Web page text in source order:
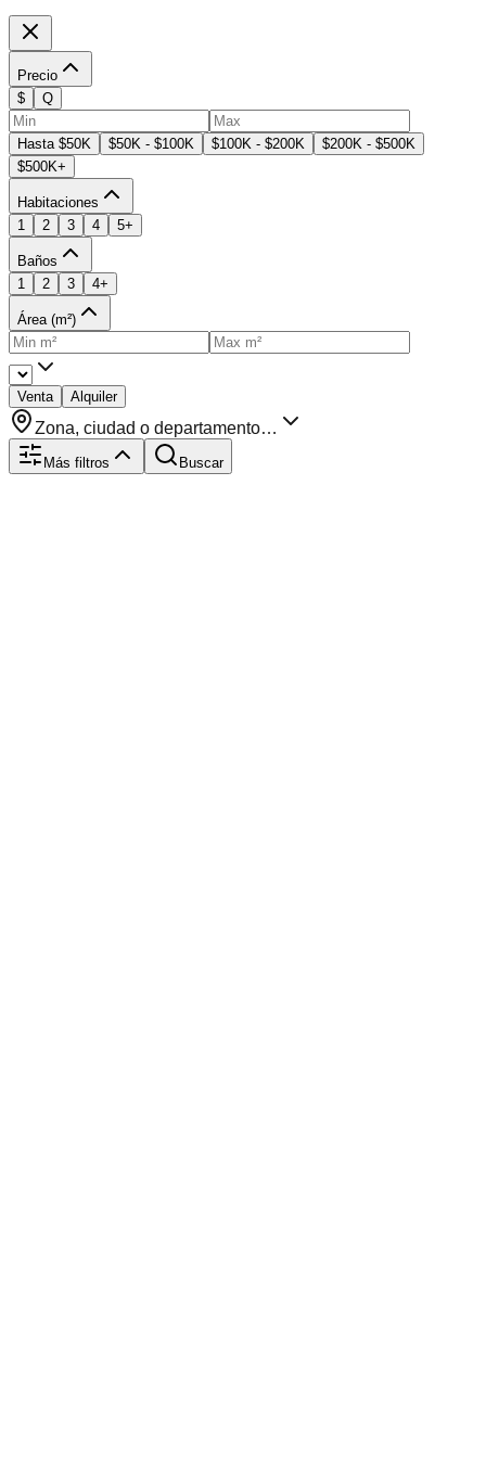
Precio
$
Q
Hasta $50K $50K - $100K $100K - $200K
$200K - $500K
$500K+
Habitaciones
1
2 3 4 5+
Baños
1
2 3 4+
Área (m²)
Venta Alquiler
Zona, ciudad o departamento…
Más filtros Buscar